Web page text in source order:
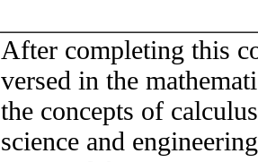
After completing this
versed in the
the concepts of
science and